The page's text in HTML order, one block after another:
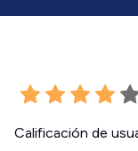
Calificación de